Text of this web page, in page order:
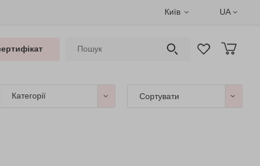
Київ UA
Категорії Сортувати